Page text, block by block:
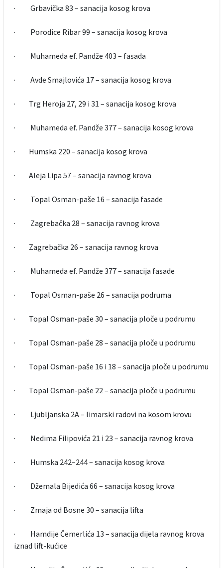
· Grbavička 83 – sanacija kosog krova
· Porodice Ribar 99 – sanacija kosog krova
· Muhameda ef. Pandže 403 – fasada
· Avde Smajlovića 17 – sanacija kosog krova
· Trg Heroja 27, 29 i 31 – sanacija kosog krova
· Muhameda ef. Pandže 377 – sanacija kosog krova
· Humska 220 – sanacija kosog krova
· Aleja Lipa 57 – sanacija ravnog krova
· Topal Osman-paše 16 – sanacija fasade
· Zagrebačka 28 – sanacija ravnog krova
· Zagrebačka 26 – sanacija ravnog krova
· Muhameda ef. Pandže 377 – sanacija fasade
· Topal Osman-paše 26 – sanacija podruma
· Topal Osman-paše 30 – sanacija ploče u podrumu
· Topal Osman-paše 28 – sanacija ploče u podrumu
· Topal Osman-paše 16 i 18 – sanacija ploče u podrumu
· Topal Osman-paše 22 – sanacija ploče u podrumu
· Ljubljanska 2A – limarski radovi na kosom krovu
· Nedima Filipovića 21 i 23 – sanacija ravnog krova
· Humska 242–244 – sanacija kosog krova
· Džemala Bijedića 66 – sanacija kosog krova
· Zmaja od Bosne 30 – sanacija lifta
· Hamdije Čemerlića 13 – sanacija dijela ravnog krova
iznad lift-kućice